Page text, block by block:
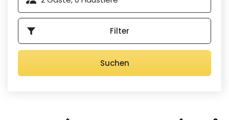
können Sie sich auch für einen
beheizten Poolentscheiden. Sie können auch einenPool
mit Hydromassagedüsen
für ein einzigartiges Schwimmerlebnis wählen. Kinder
werdendie Sprinkleranlagen und Rutschenlieben, und
wenn Sie außerhalb der Sommermonate Urlaub machen
Filter
Suchen